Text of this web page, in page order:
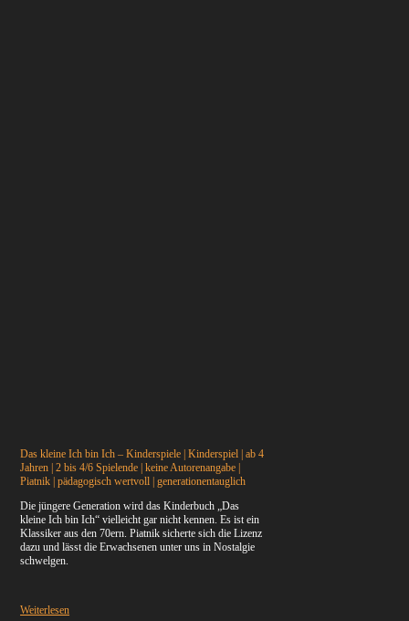
Das kleine Ich bin Ich – Kinderspiele | Kinderspiel | ab 4
Jahren | 2 bis 4/6 Spielende | keine Autorenangabe |
Piatnik | pädagogisch wertvoll | generationentauglich
Die jüngere Generation wird das Kinderbuch „Das
kleine Ich bin Ich“ vielleicht gar nicht kennen. Es ist ein
Klassiker aus den 70ern. Piatnik sicherte sich die Lizenz
dazu und lässt die Erwachsenen unter uns in Nostalgie
schwelgen.
Weiterlesen